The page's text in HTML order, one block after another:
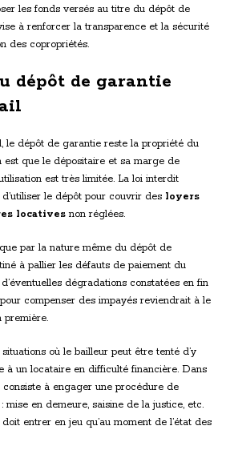
les fonds versés au titre du dépôt de
à renforcer la transparence et la sécurité
des copropriétés.
dépôt de garantie
le dépôt de garantie reste la propriété du
est que le dépositaire et sa marge de
est très limitée. La loi interdit
le dépôt pour couvrir des loyers
locativesnon réglées.
par la nature même du dépôt de
à pallier les défauts de paiement du
dégradations constatées en fin
compenser des impayés reviendrait à le
première.
où le bailleur peut être tenté d’y
à un locataire en difficulté financière. Dans
consiste à engager une procédure de
mise en demeure, saisine de la justice, etc.
entrer en jeu qu’au moment de l’état des